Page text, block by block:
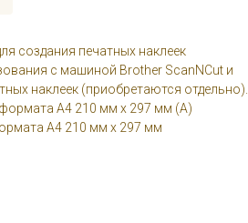
создания печатных наклеек
с машиной Brother ScanNCut и
наклеек (приобретаются отдельно).
A4 210 мм x 297 мм (A)
A4 210 мм x 297 мм